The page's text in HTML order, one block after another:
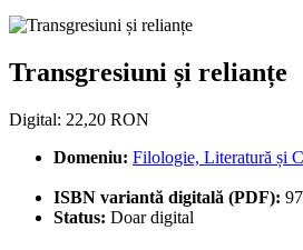
Transgresiuni și
Transgresiuni și relianțe
Digital: 22,20 RON
Domeniu: Filologie, Literatură și
ISBN variantă digitală (PDF):
Status: Doar digital